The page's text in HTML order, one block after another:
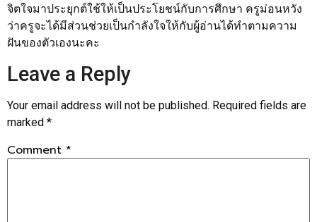
จิตใจมาประยุกต์ใช้ให้เป็นประโยชน์กับการศึกษา ครูม่อนหวัง
ว่าครูจะได้มีส่วนช่วยเป็นกำลังใจให้กับผู้อ่านได้ทำตามความ
ฝันของตัวเองนะคะ
Leave a Reply
Your email address will not be published. Required fields are
marked *
Comment *